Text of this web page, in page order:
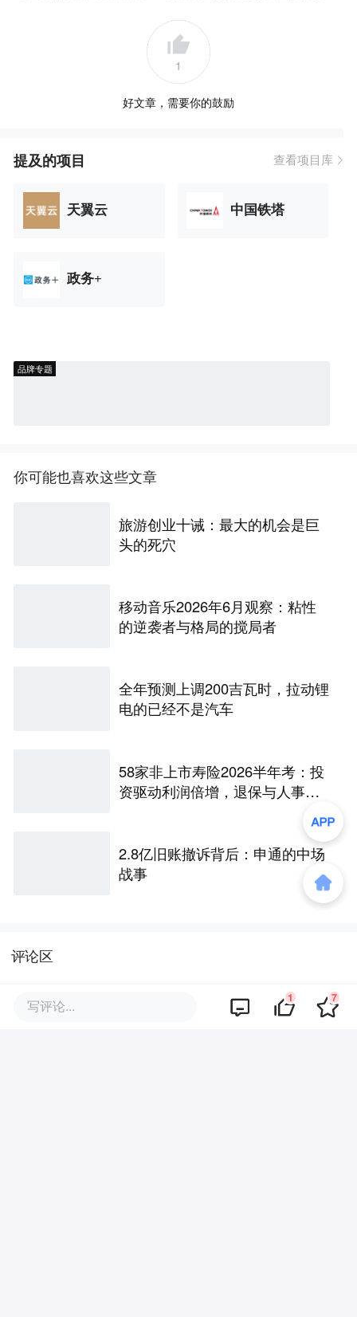
1
好文章，需要你的鼓励
提及的项目 查看项目库
天翼云 中国铁塔
政务+
品牌专题
你可能也喜欢这些文章
旅游创业十诫：最大的机会是巨
头的死穴
移动音乐2026年6月观察：粘性
的逆袭者与格局的搅局者
全年预测上调200吉瓦时，拉动锂
电的已经不是汽车
58家非上市寿险2026半年考：投
资驱动利润倍增，退保与人事风
2.8亿旧账撤诉背后：申通的中场
战事
评论区
写评论... 1 7